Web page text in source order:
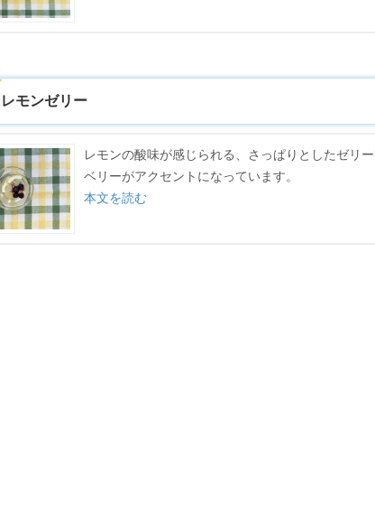
レモンゼリー
レモンの酸味が感じられる、さっぱりとしたゼリ
ベリーがアクセントになっています。
本文を読む